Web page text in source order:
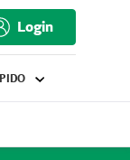
Login